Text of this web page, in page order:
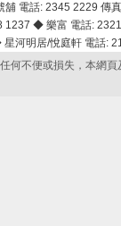
舖 電話: 2345 2229
1237 ◆ 樂富 電話:
河明居/悅庭軒 電話
何不便或損失，本網